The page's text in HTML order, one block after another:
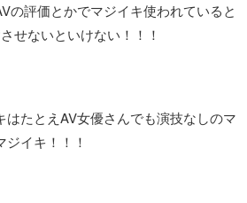
の評価とかでマジイキ使われていると
せないといけない！！！
たとえAV女優さんでも演技なしのマ
イキ！！！